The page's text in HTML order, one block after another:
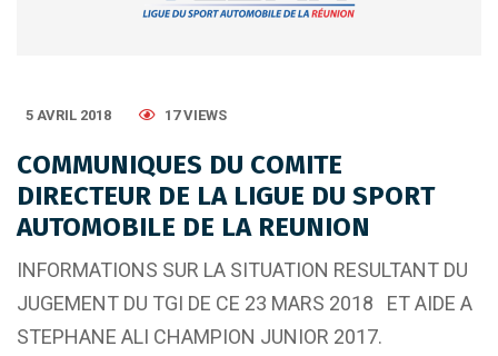
5 AVRIL 2018 17 VIEWS
COMMUNIQUES DU COMITE
DIRECTEUR DE LA LIGUE DU SPORT
AUTOMOBILE DE LA REUNION
INFORMATIONS SUR LA SITUATION RESULTANT DU
JUGEMENT DU TGI DE CE 23 MARS 2018 ET AIDE A
STEPHANE ALI CHAMPION JUNIOR 2017.